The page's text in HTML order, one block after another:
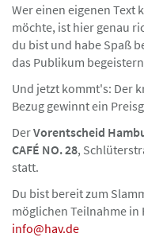
Wer einen eigenen Text
möchte, ist hier genau
du bist und habe Spaß
das Publikum
Und jetzt kommt's: Der
Bezug gewinnt ein
DerVorentscheid
CAFÉ NO. 28,
statt.
Du bist bereit zum
möglichen Teilnahme in
info@hav.de